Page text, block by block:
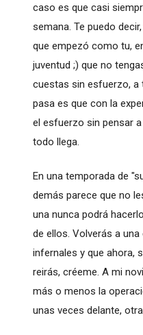
caso es que casi
semana. Te puedo
que empezó como tu,
juventud ;) que no
cuestas sin esfuerzo, a
pasa es que con la
el esfuerzo sin pensar
todo llega.
En una temporada de
demás parece que no
una nunca podrá
de ellos. Volverás a
infernales y que ahora,
reirás, créeme. A mi
más o menos la
unas veces delante,